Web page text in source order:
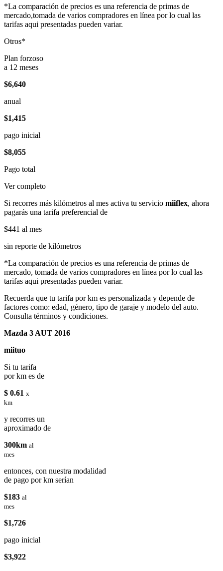
*La comparación de precios es una referencia de primas de
mercado,tomada de varios compradores en línea por lo cual las
tarifas aqui presentadas pueden variar.
Otros*
Plan forzoso
a 12 meses
$6,640
anual
$1,415
pago inicial
$8,055
Pago total
Ver completo
Si recorres más kilómetros al mes activa tu servicio miiflex, ahora
pagarás una tarifa preferencial de
$441 al mes
sin reporte de kilómetros
*La comparación de precios es una referencia de primas de
mercado, tomada de varios compradores en línea por lo cual las
tarifas aqui presentadas pueden variar.
Recuerda que tu tarifa por km es personalizada y depende de
factores como: edad, género, tipo de garaje y modelo del auto.
Consulta términos y condiciones.
Mazda 3 AUT 2016
miituo
Si tu tarifa
por km es de
$ 0.61 x
km
y recorres un
aproximado de
300km al
mes
entonces, con nuestra modalidad
de pago por km serían
$183 al
mes
$1,726
pago inicial
$3,922